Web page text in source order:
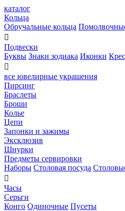
каталог
Кольца
Обручальные кольца

Подвески
Буквы Знаки зодиака Иконки

все ювелирные украшения
Пирсинг
Браслеты
Броши
Колье
Цепи
Запонки и зажимы
Эксклюзив
Шнурки
Предметы сервировки
Наборы Столовая посуда

Часы
Серьги
Конго Одиночные Пусеты